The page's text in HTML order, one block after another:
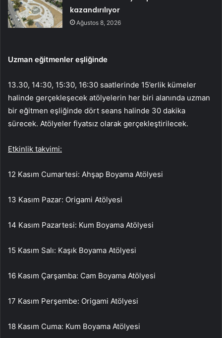
kazandırılıyor
Ağustos 8, 2026
Uzman eğitmenler eşliğinde
13.30, 14:30, 15:30, 16:30 saatlerinde 15’erlik kümeler
halinde gerçekleşecek atölyelerin her biri alanında uzman
bir eğitmen eşliğinde dört seans halinde 30 dakika
sürecek. Atölyeler fiyatsız olarak gerçekleştirilecek.
Etkinlik takvimi:
12 Kasım Cumartesi: Ahşap Boyama Atölyesi
13 Kasım Pazar: Origami Atölyesi
14 Kasım Pazartesi: Kum Boyama Atölyesi
15 Kasım Salı: Kaşık Boyama Atölyesi
16 Kasım Çarşamba: Cam Boyama Atölyesi
17 Kasım Perşembe: Origami Atölyesi
18 Kasım Cuma: Kum Boyama Atölyesi